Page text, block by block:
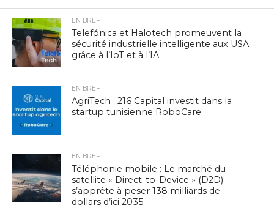
EN BREF
Telefónica et Halotech promeuvent la
sécurité industrielle intelligente aux USA
grâce à l’IoT et à l’IA
EN BREF
AgriTech : 216 Capital investit dans la
startup tunisienne RoboCare
EN BREF
Téléphonie mobile : Le marché du
satellite « Direct-to-Device » (D2D)
s’apprête à peser 138 milliards de
dollars d’ici 2035